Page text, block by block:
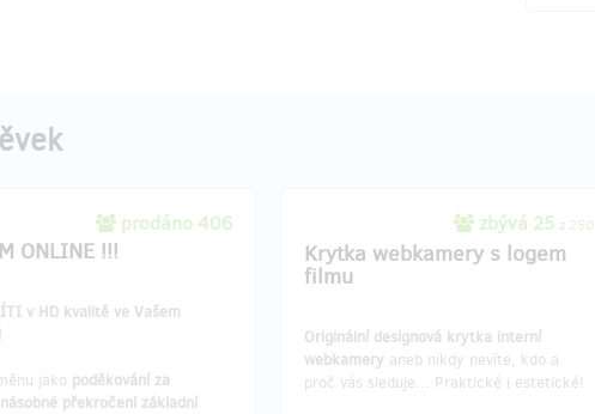
prodáno 406
ONLINE !!!
v HD kvalitě ve Vašem
jako poděkování za
překročení základní
zbývá 25 z 250
Krytka webkamery s logem
filmu
Originální designová krytka interní
webkamery aneb nikdy nevíte, kdo a
proč vás sleduje... Praktické i estetické!